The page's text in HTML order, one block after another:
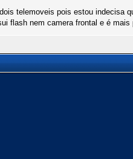
telemoveis pois estou indecisa
flash nem camera frontal e é